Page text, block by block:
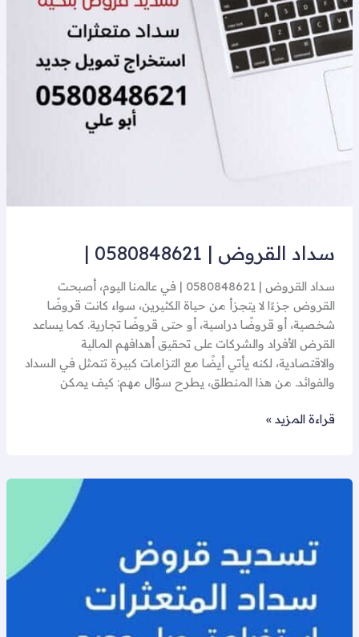
سداد القروض | 0580848621 |
سداد القروض | 0580848621 | في عالمنا اليوم، أصبحت
القروض جزءًا لا يتجزأ من حياة الكثيرين، سواء كانت قروضًا
شخصية، أو قروضًا دراسية، أو حتى قروضًا تجارية. كما يساعد
القرض الأفراد والشركات على تحقيق أهدافهم المالية
والاقتصادية، لكنه يأتي أيضًا مع التزامات كبيرة تتمثل في السداد
والفوائد. من هذا المنطلق، يطرح سؤال مهم: كيف يمكن
قراءة المزيد »